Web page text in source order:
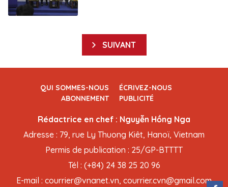
SUIVANT
QUI SOMMES-NOUS
ÉCRIVEZ-NOUS
ABONNEMENT
PUBLICITÉ
Rédactrice en chef : Nguyễn Hồng Nga
Adresse : 79, rue Ly Thuong Kiêt, Hanoï, Vietnam
Permis de publication : 25/GP-BTTTT
Tél : (+84) 24 38 25 20 96
E-mail : courrier@vnanet.vn, courrier.cvn@gmail.com